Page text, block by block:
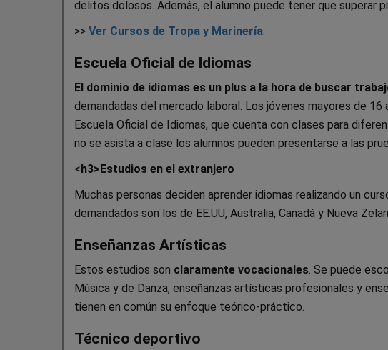
delitos dolosos. Además, el alumno puede tener que superar
>> Ver Cursos de Tropa y Marinería.
Escuela Oficial de Idiomas
El dominio de idiomas es un plus a la hora de buscar
demandadas del mercado laboral. Los jóvenes mayores de
Escuela Oficial de Idiomas, que cuenta con clases para
no se asista a clase los alumnos pueden presentarse a las
<h3>Estudios en el extranjero
Muchas personas deciden aprender idiomas realizando un
demandados son los de EE.UU, Australia, Canadá y Nueva
Enseñanzas Artísticas
Estos estudios son claramente vocacionales. Se puede
Música y de Danza, enseñanzas artísticas profesionales y
tienen en común su enfoque teórico-práctico.
Técnico deportivo